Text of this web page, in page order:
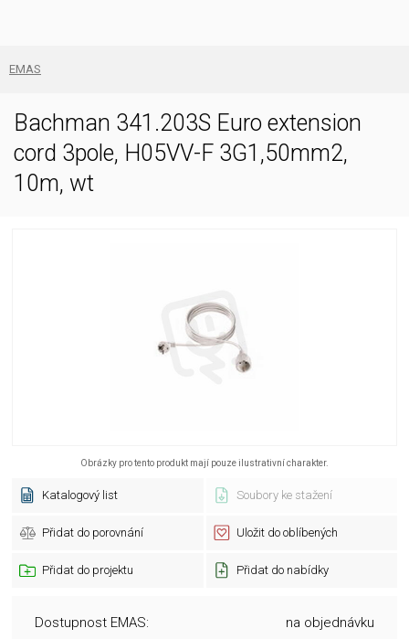
EMAS
Bachman 341.203S Euro extension
cord 3pole, H05VV-F 3G1,50mm2,
10m, wt
Obrázky pro tento produkt mají pouze ilustrativní charakter.
Katalogový list Soubory ke stažení
Přidat do porovnání Uložit do oblíbených
Přidat do projektu Přidat do nabídky
Dostupnost EMAS: na objednávku